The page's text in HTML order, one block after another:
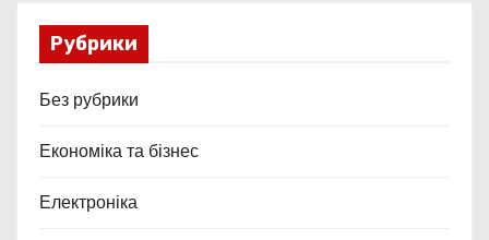
Рубрики
Без рубрики
Економіка та бізнес
Електроніка